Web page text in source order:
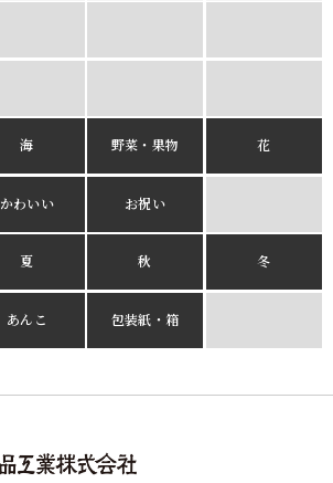
海 野菜・果物 花
かわいい お祝い
夏 秋 冬
あんこ 包装紙・箱